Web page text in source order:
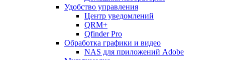
Удобство управления
Центр уведомлений
QRM+
Qfinder Pro
Обработка графики и видео
NAS для приложений Adobe